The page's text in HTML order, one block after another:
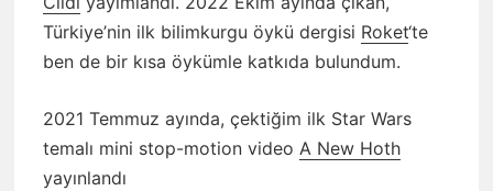
Türkiye’nin ilk bilimkurgu öykü dergisi Roket‘te
ben de bir kısa öykümle katkıda bulundum.
2021 Temmuz ayında, çektiğim ilk Star Wars
temalı mini stop-motion video A New Hoth
yayınlandı